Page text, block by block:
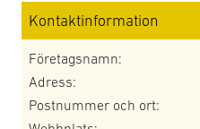
Kontaktinformation
Företagsnamn:
Adress:
Postnummer och ort: